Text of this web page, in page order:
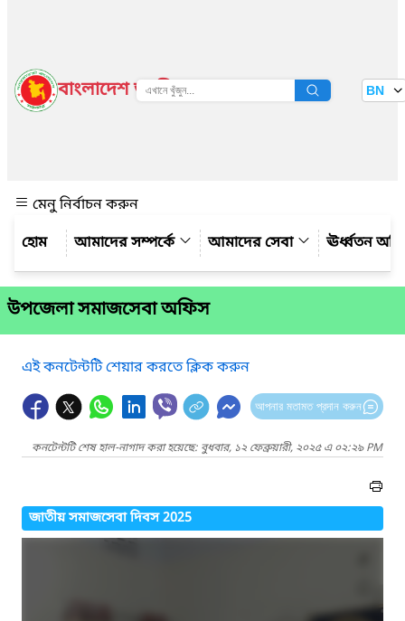
বাংলাদেশ জাতীয় তথ্য বাতায়ন BN
মেনু নির্বাচন করুন
আমাদের সম্পর্কে
আমাদের সেবা ঊর্ধ্বতন
উপজেলা সমাজসেবা অফিস
এই কনটেন্টটি শেয়ার করতে ক্লিক করুন
আপনার মতামত প্রদান করুন
কনটেন্টটি শেষ হাল-নাগাদ করা হয়েছে: বুধবার, ১২ ফেব্রুয়ারী, ২০২৫ এ ০২:২৯ PM
জাতীয় সমাজসেবা দিবস 2025